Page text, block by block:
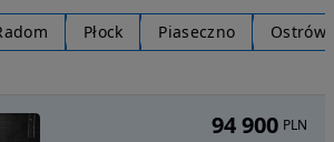
Płock Piaseczno Ostrów
94 900 PLN